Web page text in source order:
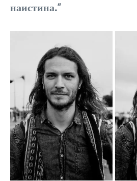
наистина.“